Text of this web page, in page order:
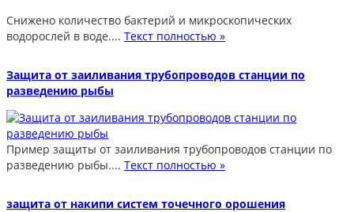
Снижено количество бактерий и микроскопических
водорослей в воде.... Текст полностью »
Защита от заиливания трубопроводов станции по
разведению рыбы
Пример защиты от заиливания трубопроводов станции по
разведению рыбы.... Текст полностью »
защита от накипи систем точечного орошения